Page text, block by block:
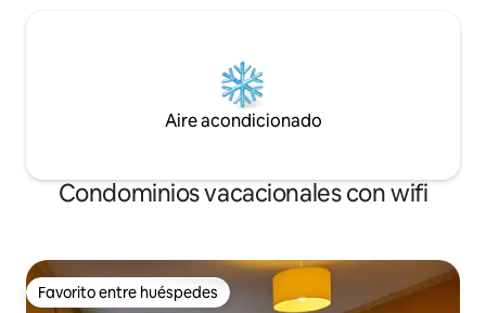
Aire acondicionado
Condominios vacacionales con wifi
Favorito entre huéspedes
Favorito entre huéspedes